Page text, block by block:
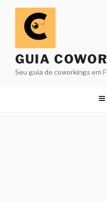
Pular
conteúdo
GUIA
Seu guia de coworkings em